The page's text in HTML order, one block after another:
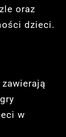
oraz
dzieci.
w